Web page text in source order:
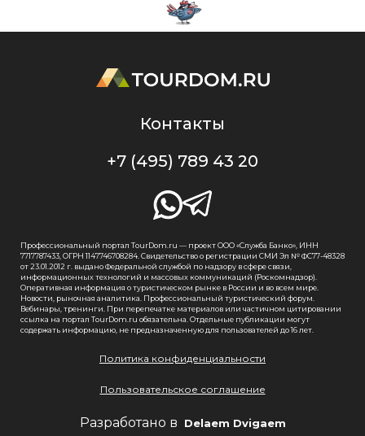
Контакты
+7 (495) 789 43 20
Профессиональный портал TourDom.ru — проект ООО «Служба Банко», ИНН
7717787433, ОГРН 1147746708284. Свидетельство о регистрации СМИ Эл № ФС77-48328
от 23.01.2012 г. выдано Федеральной службой по надзору в сфере связи,
информационных технологий и массовых коммуникаций (Роскомнадзор).
Оперативная информация о туристическом рынке в России и во всем мире.
Новости, рыночная аналитика. Профессиональный туристический форум.
Вебинары, тренинги. При перепечатке материалов или частичном цитировании
ссылка на портал TourDom.ru обязательна. Отдельные публикации могут
содержать информацию, не предназначенную для пользователей до 16 лет.
Политика конфиденциальности
Пользовательское соглашение
Разработано в Delaem Dvigaem